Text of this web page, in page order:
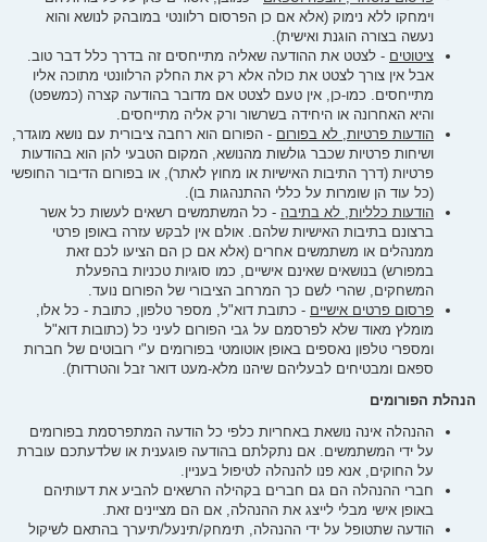
וימחקו ללא נימוק (אלא אם כן הפרסום רלוונטי במובהק לנושא והוא
נעשה בצורה הוגנת ואישית).
ציטוטים - לצטט את ההודעה שאליה מתייחסים זה בדרך כלל דבר טוב.
אבל אין צורך לצטט את כולה אלא רק את החלק הרלוונטי מתוכה אליו
מתייחסים. כמו-כן, אין טעם לצטט אם מדובר בהודעה קצרה (כמשפט)
והיא האחרונה או היחידה בשרשור ורק אליה מתייחסים.
הודעות פרטיות, לא בפורום - הפורום הוא רחבה ציבורית עם נושא מוגדר,
ושיחות פרטיות שכבר גולשות מהנושא, המקום הטבעי להן הוא בהודעות
פרטיות (דרך התיבות האישיות או מחוץ לאתר), או בפורום הדיבור החופשי
(כל עוד הן שומרות על כללי ההתנהגות בו).
הודעות כלליות, לא בתיבה - כל המשתמשים רשאים לעשות כל אשר
ברצונם בתיבות האישיות שלהם. אולם אין לבקש עזרה באופן פרטי
ממנהלים או משתמשים אחרים (אלא אם כן הם הציעו לכם זאת
במפורש) בנושאים שאינם אישיים, כמו סוגיות טכניות בהפעלת
המשחקים, שהרי לשם כך המרחב הציבורי של הפורום נועד.
פרסום פרטים אישיים - כתובת דוא"ל, מספר טלפון, כתובת - כל אלו,
מומלץ מאוד שלא לפרסמם על גבי הפורום לעיני כל (כתובות דוא"ל
ומספרי טלפון נאספים באופן אוטומטי בפורומים ע"י רובוטים של חברות
ספאם ומבטיחים לבעליהם שיהנו מלא-מעט דואר זבל והטרדות).
הנהלת הפורומים
ההנהלה אינה נושאת באחריות כלפי כל הודעה המתפרסמת בפורומים
על ידי המשתמשים. אם נתקלתם בהודעה פוגענית או שלדעתכם עוברת
על החוקים, אנא פנו להנהלה לטיפול בעניין.
חברי ההנהלה הם גם חברים בקהילה הרשאים להביע את דעותיהם
באופן אישי מבלי לייצג את ההנהלה, אם הם מציינים זאת.
הודעה שתטופל על ידי ההנהלה, תימחק/תינעל/תיערך בהתאם לשיקול